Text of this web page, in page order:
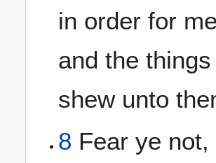
in order for
and the
shew unto
8 Fear ye